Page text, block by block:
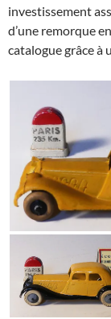
investissement
d’une remorque
catalogue grâce à